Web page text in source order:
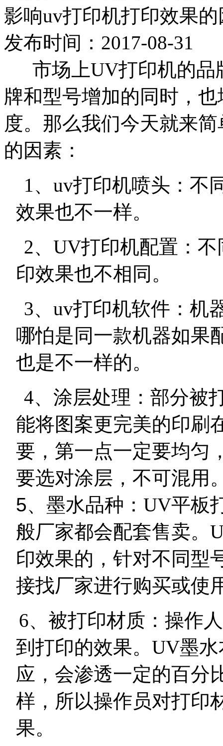
影响uv打印机打印效果的
发布时间：2017-08-31
市场上UV打印机的品
牌和型号增加的同时，
度。那么我们今天就来
的因素：
1、 uv打印机喷头：不
效果也不一样。
2、 UV打印机配置：
印效果也不相同。
3、 uv打印机软件：机
哪怕是同一款机器如果
也是不一样的。
4、涂层处理：部分被
能将图案更完美的印刷
要，第一点一定要均匀
要选对涂层，不可混用
5、墨水品种： UV平板
般厂家都会配套售卖。
印效果的，针对不同型
接找厂家进行购买或使
6、被打印材质：操作
到打印的效果。 UV墨
应，会渗透一定的百分
样，所以操作员对打印
果。